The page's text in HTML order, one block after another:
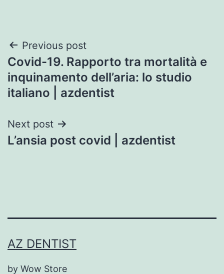
Post
navigation
Previous post
Covid-19. Rapporto tra mortalità e
inquinamento dell’aria: lo studio
italiano | azdentist
Next post
L’ansia post covid | azdentist
AZ DENTIST
by Wow Store